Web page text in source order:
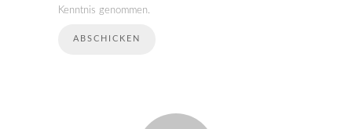
Kenntnis genommen.